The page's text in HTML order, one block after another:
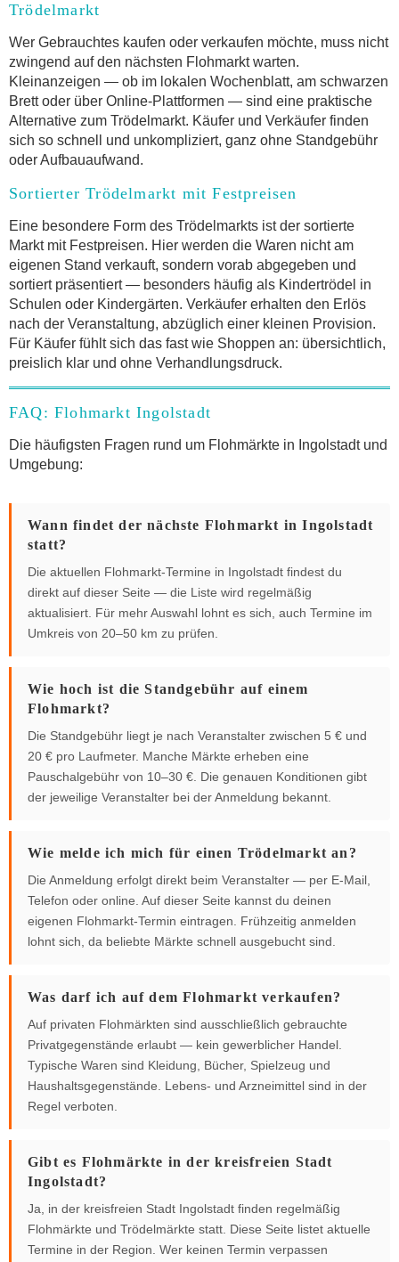
Trödelmarkt
Wer Gebrauchtes kaufen oder verkaufen möchte, muss nicht
zwingend auf den nächsten Flohmarkt warten.
Kleinanzeigen — ob im lokalen Wochenblatt, am schwarzen
Brett oder über Online-Plattformen — sind eine praktische
Alternative zum Trödelmarkt. Käufer und Verkäufer finden
sich so schnell und unkompliziert, ganz ohne Standgebühr
oder Aufbauaufwand.
Sortierter Trödelmarkt mit Festpreisen
Eine besondere Form des Trödelmarkts ist der sortierte
Markt mit Festpreisen. Hier werden die Waren nicht am
eigenen Stand verkauft, sondern vorab abgegeben und
sortiert präsentiert — besonders häufig als Kindertrödel in
Schulen oder Kindergärten. Verkäufer erhalten den Erlös
nach der Veranstaltung, abzüglich einer kleinen Provision.
Für Käufer fühlt sich das fast wie Shoppen an: übersichtlich,
preislich klar und ohne Verhandlungsdruck.
FAQ: Flohmarkt Ingolstadt
Die häufigsten Fragen rund um Flohmärkte in Ingolstadt und
Umgebung:
Wann findet der nächste Flohmarkt in Ingolstadt
statt?
Die aktuellen Flohmarkt-Termine in Ingolstadt findest du
direkt auf dieser Seite — die Liste wird regelmäßig
aktualisiert. Für mehr Auswahl lohnt es sich, auch Termine im
Umkreis von 20–50 km zu prüfen.
Wie hoch ist die Standgebühr auf einem
Flohmarkt?
Die Standgebühr liegt je nach Veranstalter zwischen 5 € und
20 € pro Laufmeter. Manche Märkte erheben eine
Pauschalgebühr von 10–30 €. Die genauen Konditionen gibt
der jeweilige Veranstalter bei der Anmeldung bekannt.
Wie melde ich mich für einen Trödelmarkt an?
Die Anmeldung erfolgt direkt beim Veranstalter — per E-Mail,
Telefon oder online. Auf dieser Seite kannst du deinen
eigenen Flohmarkt-Termin eintragen. Frühzeitig anmelden
lohnt sich, da beliebte Märkte schnell ausgebucht sind.
Was darf ich auf dem Flohmarkt verkaufen?
Auf privaten Flohmärkten sind ausschließlich gebrauchte
Privatgegenstände erlaubt — kein gewerblicher Handel.
Typische Waren sind Kleidung, Bücher, Spielzeug und
Haushaltsgegenstände. Lebens- und Arzneimittel sind in der
Regel verboten.
Gibt es Flohmärkte in der kreisfreien Stadt
Ingolstadt?
Ja, in der kreisfreien Stadt Ingolstadt finden regelmäßig
Flohmärkte und Trödelmärkte statt. Diese Seite listet aktuelle
Termine in der Region. Wer keinen Termin verpassen